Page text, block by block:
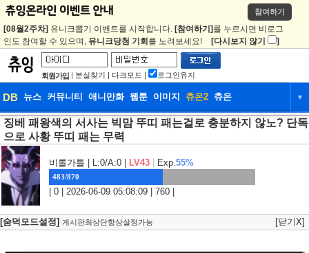
참여하기
[08월2주차] 유니크뽑기 이벤트를 시작합니다. [참여하기] 를 누르시면 비로그
인도 참여할 수 있으며, 유니크당첨 기회 를 노려보세요! [다시보지 않기 ]
회원가입 | 분실찾기 | 다크모드 | 로그인유지
DB 뉴스 커뮤니티 애니만화 웹툰 이미지 츄온2 츄온 ▼
DB 뉴스 커뮤니티 애니만화
웹툰
징베 패왕색의 서사는 빅맘 뚜띠 패는걸로 충분하지 않노? 단독
으로 사황 뚜띠 패는 무력
비롤가틀 | L:0/A:0 | LV43 Exp.55%
483/870
| 0 | 2026-06-09 05:08:09 | 760 |
[숨덕모드설정] 게시판최상단항상설정가능 [닫기X]